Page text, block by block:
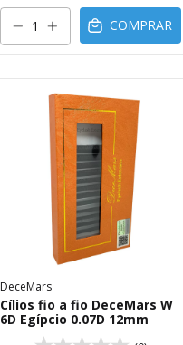
COMPRAR
DeceMars
Cílios fio a fio DeceMars W
6D Egípcio 0.07D 12mm